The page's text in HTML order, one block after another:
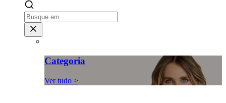
Categoria
Ver tudo >